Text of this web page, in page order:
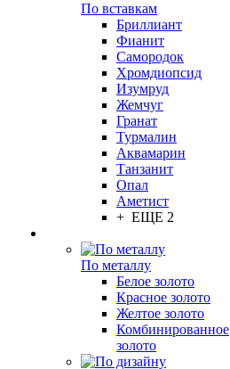
По вставкам
Бриллиант
Фианит
Самородок
Хромдиопсид
Изумруд
Жемчуг
Гранат
Турмалин
Аквамарин
Танзанит
Опал
Аметист
+ ЕЩЕ 2
По металлу
Белое золото
Красное золото
Желтое золото
Комбинированное
золото